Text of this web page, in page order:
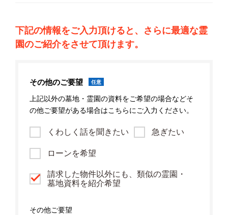
下記の情報をご入力頂けると、さらに最適な霊
園のご紹介をさせて頂けます。
その他のご要望 任意
上記以外の墓地・霊園の資料をご希望の場合などそ
の他ご要望がある場合はこちらにご入力ください。
くわしく話を聞きたい 急ぎたい
ローンを希望
請求した物件以外にも、類似の霊園・
墓地資料を紹介希望
その他ご要望